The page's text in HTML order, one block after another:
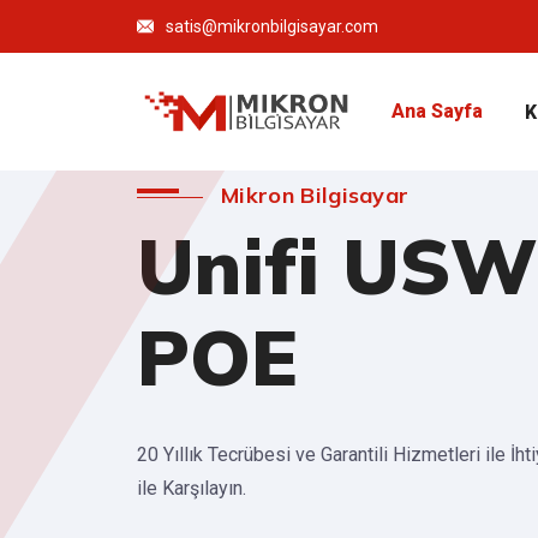
satis@mikronbilgisayar.com
Ana Sayfa
Mikron Bilgisayar
Unifi
POE
20 Yıllık Tecrübesi ve Garantili Hizmetleri ile
ile Karşılayın.